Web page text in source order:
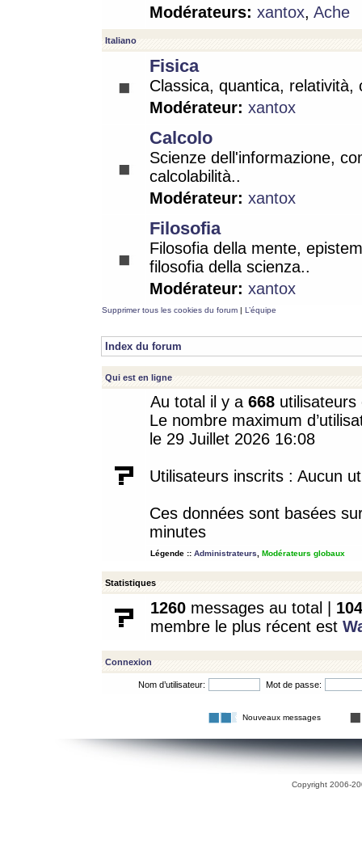
Modérateurs: xantox, Ache
Italiano
Fisica
Classica, quantica, relatività,
Modérateur: xantox
Calcolo
Scienze dell'informazione,
calcolabilità..
Modérateur: xantox
Filosofia
Filosofia della mente,
filosofia della scienza..
Modérateur: xantox
Supprimer tous les cookies du forum | L’équipe
Index du forum
Qui est en ligne
Au total il y a 668
Le nombre maximum
le 29 Juillet 2026 16:08
Utilisateurs inscrits : Aucun
Ces données sont basées
minutes
Légende :: Administrateurs Modérateurs globaux
Statistiques
1260 messages au total | 104
membre le plus récent est
Connexion
Nom d’utilisateur: Mot de passe:
Nouveaux messages
Copyright 2006-